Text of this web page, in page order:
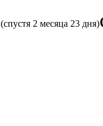
(спустя 2 месяца 23 дня)